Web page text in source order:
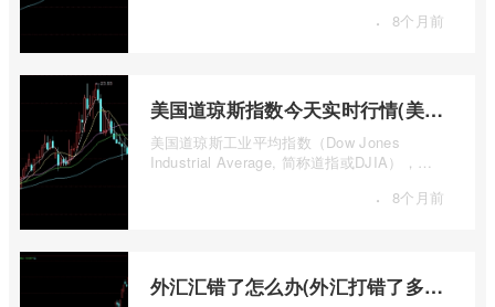
· 8个月前
美国道琼斯指数今天实时行情(美国道琼斯指数期货指数实时行情)
美国道琼斯工业平均指数（Dow Jones
Industrial Average, 简称道指或DJIA），无
· 8个月前
外汇汇错了怎么办(外汇打错了多久退回来)